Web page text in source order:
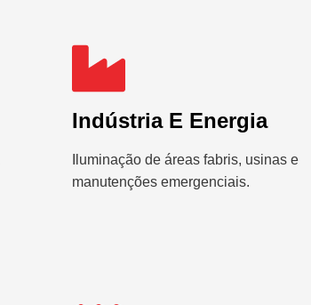
Indústria E Energia
Iluminação de áreas fabris, usinas e
manutenções emergenciais.